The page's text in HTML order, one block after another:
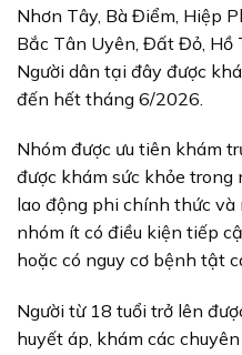
Nhơn Tây, Bà Điểm, Hiệp
Bắc Tân Uyên, Đất Đỏ, Hồ
Người dân tại đây được
đến hết tháng 6/2026.
Nhóm được ưu tiên khám
được khám sức khỏe
lao động phi chính thức
nhóm ít có điều kiện tiếp
hoặc có nguy cơ bệnh tật
Người từ 18 tuổi trở lên
huyết áp, khám các